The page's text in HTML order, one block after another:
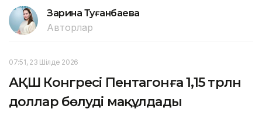
Зарина Туғанбаева
Авторлар
07:51, 23 Шілде 2026
АҚШ Конгресі Пентагонға 1,15 трлн
доллар бөлуді мақұлдады